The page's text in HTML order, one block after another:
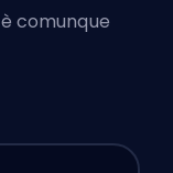
comunque